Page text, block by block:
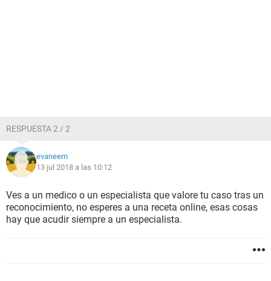
RESPUESTA 2 / 2
evaneem
13 jul 2018 a las 10:12
Ves a un medico o un especialista que valore tu caso tras un
reconocimiento, no esperes a una receta online, esas cosas
hay que acudir siempre a un especialista.